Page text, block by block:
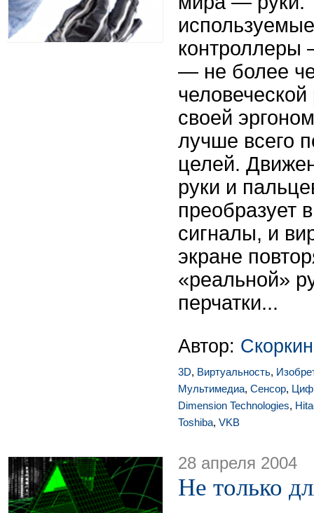
— не более
своей
лучше всего
целей.
руки и
преобразует
сигналы, и
экране
«реальной»
перчатки...
Автор:
3D, Виртуальность,
Мультимедиа, Сенсор,
Dimension Technologies,
Toshiba, VKB
28 апреля 2004
Не только